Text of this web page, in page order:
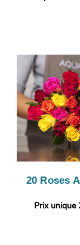
20 Roses
Prix unique